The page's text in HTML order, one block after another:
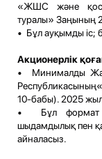
«ЖШС және
туралы» Заңының
• Бұл ауқымды іс;
Акционерлік
• Минималды
10-бабы). 2025
• Бұл формат –
шыдамдылық пен
айналасыз.